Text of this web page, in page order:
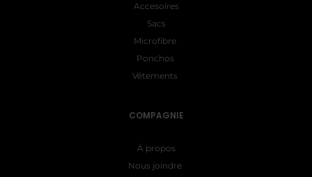
Accesoires
Sacs
Microfibre
Ponchos
Vêtements
COMPAGNIE
À propos
Nous joindre